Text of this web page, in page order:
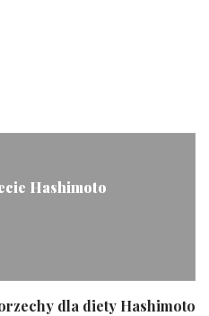
Hashimoto
dla diety Hashimoto